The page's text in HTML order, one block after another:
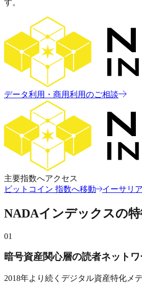
す。
データ利用・商用利用のご相談
主要指数へアクセス
ビットコイン 指数へ移動
イーサリ
NADAインデックスの
01
暗号資産関心層の読者ネットワ
2018年より続くデジタル資産特化メ